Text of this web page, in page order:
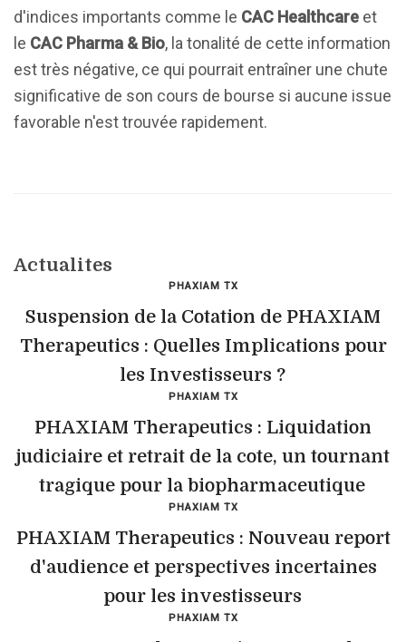
d'indices importants comme le CAC Healthcare et
le CAC Pharma & Bio, la tonalité de cette information
est très négative, ce qui pourrait entraîner une chute
significative de son cours de bourse si aucune issue
favorable n'est trouvée rapidement.
Actualites
PHAXIAM TX
Suspension de la Cotation de PHAXIAM
Therapeutics : Quelles Implications pour
les Investisseurs ?
PHAXIAM TX
PHAXIAM Therapeutics : Liquidation
judiciaire et retrait de la cote, un tournant
tragique pour la biopharmaceutique
PHAXIAM TX
PHAXIAM Therapeutics : Nouveau report
d'audience et perspectives incertaines
pour les investisseurs
PHAXIAM TX